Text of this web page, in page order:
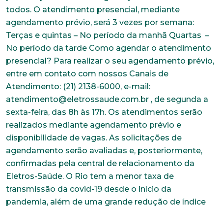
todos. O atendimento presencial, mediante
agendamento prévio, será 3 vezes por semana:
Terças e quintas – No período da manhã Quartas –
No período da tarde Como agendar o atendimento
presencial? Para realizar o seu agendamento prévio,
entre em contato com nossos Canais de
Atendimento: (21) 2138-6000, e-mail:
atendimento@eletrossaude.com.br , de segunda a
sexta-feira, das 8h às 17h. Os atendimentos serão
realizados mediante agendamento prévio e
disponibilidade de vagas. As solicitações de
agendamento serão avaliadas e, posteriormente,
confirmadas pela central de relacionamento da
Eletros-Saúde. O Rio tem a menor taxa de
transmissão da covid-19 desde o início da
pandemia, além de uma grande redução de índice